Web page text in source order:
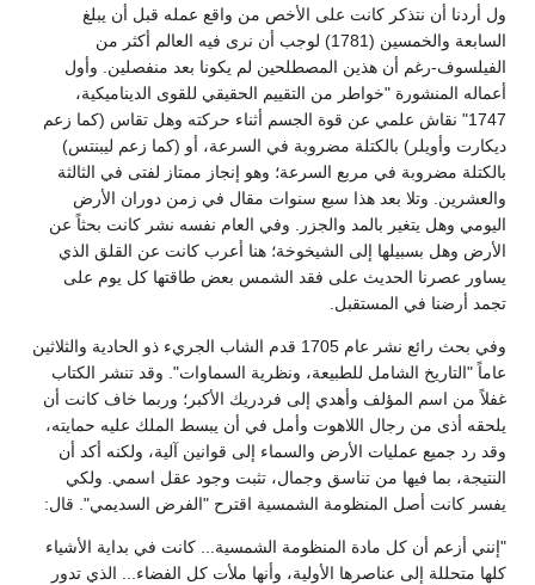
ول أردنا أن نتذكر كانت على الأخص من واقع عمله قبل أن يبلغ
السابعة والخمسين (1781) لوجب أن نرى فيه العالم أكثر من
الفيلسوف-رغم أن هذين المصطلحين لم يكونا بعد منفصلين. وأول
أعماله المنشورة "خواطر من التقييم الحقيقي للقوى الديناميكية،
1747" نقاش علمي عن قوة الجسم أثناء حركته وهل تقاس (كما زعم
ديكارت وأويلر) بالكتلة مضروبة في السرعة، أو (كما زعم ليبنتس)
بالكتلة مضروبة في مربع السرعة؛ وهو إنجاز ممتاز لفتى في الثالثة
والعشرين. وتلا بعد هذا سبع سنوات مقال في زمن دوران الأرض
اليومي وهل يتغير بالمد والجزر. وفي العام نفسه نشر كانت بحثاً عن
الأرض وهل بسبيلها إلى الشيخوخة؛ هنا أعرب كانت عن القلق الذي
يساور عصرنا الحديث على فقد الشمس بعض طاقتها كل يوم على
تجمد أرضنا في المستقبل.
وفي بحث رائع نشر عام 1705 قدم الشاب الجريء ذو الحادية والثلاثين
عاماً "التاريخ الشامل للطبيعة، ونظرية السماوات". وقد تنشر الكتاب
غفلاً من اسم المؤلف وأهدي إلى فردريك الأكبر؛ وربما خاف كانت أن
يلحقه أذى من رجال اللاهوت وأمل في أن يبسط الملك عليه حمايته،
وقد رد جميع عمليات الأرض والسماء إلى قوانين آلية، ولكنه أكد أن
النتيجة، بما فيها من تناسق وجمال، تثبت وجود عقل اسمي. ولكي
يفسر كانت أصل المنظومة الشمسية اقترح "الفرض السديمي". قال:
"إنني أزعم أن كل مادة المنظومة الشمسية... كانت في بداية الأشياء
كلها متحللة إلى عناصرها الأولية، وأنها ملأت كل الفضاء... الذي تدور